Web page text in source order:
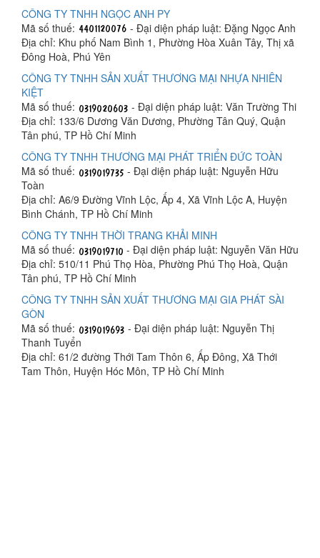
CÔNG TY TNHH NGỌC ANH PY
Mã số thuế:
- Đại diện pháp luật: Đặng Ngọc Anh
Địa chỉ: Khu phố Nam Bình 1, Phường Hòa Xuân Tây, Thị xã
Đông Hoà, Phú Yên
CÔNG TY TNHH SẢN XUẤT THƯƠNG MẠI NHỰA NHIÊN
KIỆT
Mã số thuế:
- Đại diện pháp luật: Văn Trường Thi
Địa chỉ: 133/6 Dương Văn Dương, Phường Tân Quý, Quận
Tân phú, TP Hồ Chí Minh
CÔNG TY TNHH THƯƠNG MẠI PHÁT TRIỂN ĐỨC TOÀN
Mã số thuế:
- Đại diện pháp luật: Nguyễn Hữu
Toàn
Địa chỉ: A6/9 Đường Vĩnh Lộc, Ấp 4, Xã Vĩnh Lộc A, Huyện
Bình Chánh, TP Hồ Chí Minh
CÔNG TY TNHH THỜI TRANG KHẢI MINH
Mã số thuế:
- Đại diện pháp luật: Nguyễn Văn Hữu
Địa chỉ: 510/11 Phú Thọ Hòa, Phường Phú Thọ Hoà, Quận
Tân phú, TP Hồ Chí Minh
CÔNG TY TNHH SẢN XUẤT THƯƠNG MẠI GIA PHÁT SÀI
GÒN
Mã số thuế:
- Đại diện pháp luật: Nguyễn Thị
Thanh Tuyển
Địa chỉ: 61/2 đường Thới Tam Thôn 6, Ấp Đông, Xã Thới
Tam Thôn, Huyện Hóc Môn, TP Hồ Chí Minh